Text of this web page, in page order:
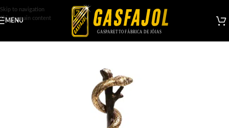
Skip to navigation
Skip to main content
MENU